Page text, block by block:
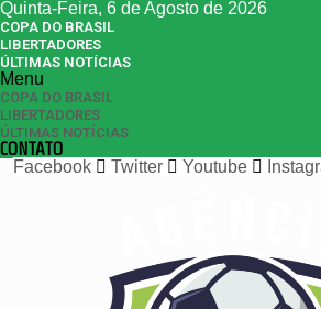
Quinta-Feira, 6 de Agosto de 2026
COPA DO BRASIL
LIBERTADORES
ÚLTIMAS NOTÍCIAS
Menu
COPA DO BRASIL
LIBERTADORES
ÚLTIMAS NOTÍCIAS
CONTATO
Facebook
Twitter Youtube